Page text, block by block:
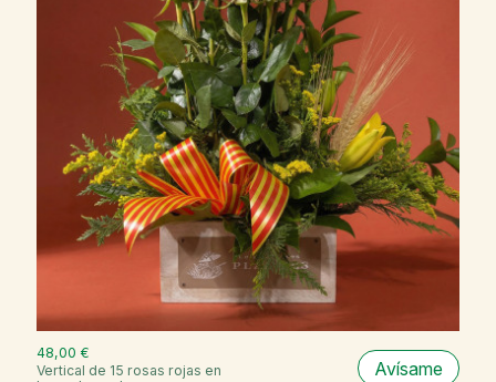
48,00 €
Vertical de 15 rosas rojas en
Avísame